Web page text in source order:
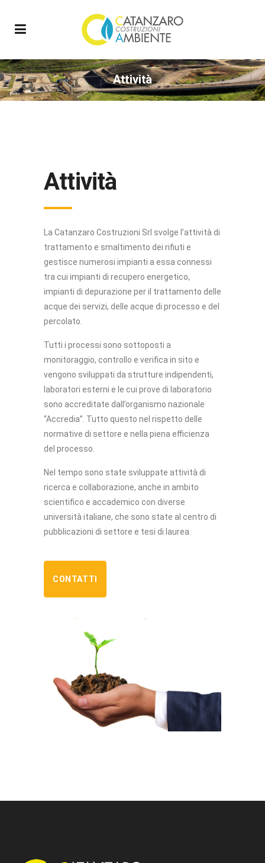
Attività
Attività
La Catanzaro Costruzioni Srl svolge l’attività di
trattamento e smaltimento dei rifiuti e
gestisce numerosi impianti a essa connessi
tra cui impianti di recupero energetico,
impianti di depurazione per il trattamento delle
acque dei servizi, delle acque di processo e del
percolato.
Tutti i processi sono sottoposti a
monitoraggio, controllo e verifica in sito e
vengono sviluppati da strutture indipendenti,
laboratori esterni e le cui prove di laboratorio
sono accreditate dall’organismo nazionale
“Accredia”. Tutto questo nel rispetto delle
normative di settore e nella piena efficienza
del processo.
Nel tempo sono state sviluppate attività di
ricerca e collaborazione, anche in ambito
scientifico e accademico con diverse
università italiane, che sono state al centro di
pubblicazioni di settore e tesi di laurea.
CONTATTI